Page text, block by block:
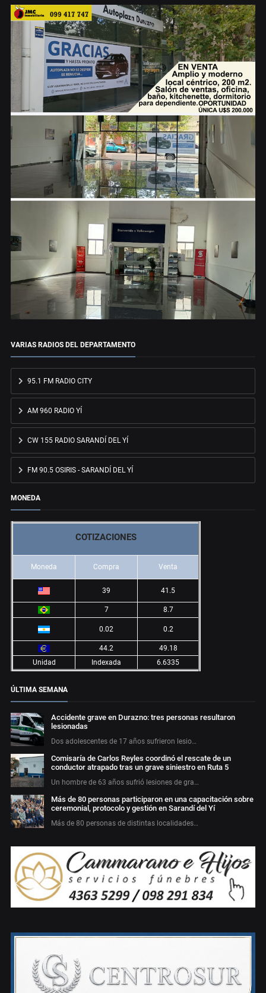
VARIAS RADIOS DEL DEPARTAMENTO
95.1 FM RADIO CITY
AM 960 RADIO YÍ
CW 155 RADIO SARANDÍ DEL YÍ
FM 90.5 OSIRIS - SARANDÍ DEL YÍ
MONEDA
COTIZACIONES
Moneda Compra Venta
39 41.5
7 8.7
0.02 0.2
44.2
49.18
Unidad
Indexada 6.6335
ÚLTIMA SEMANA
Accidente grave en Durazno: tres personas resultaron
lesionadas
Dos adolescentes de 17 años sufrieron lesio…
Comisaría de Carlos Reyles coordinó el rescate de un
conductor atrapado tras un grave siniestro en Ruta 5
Un hombre de 63 años sufrió lesiones de gra…
Más de 80 personas participaron en una capacitación sobre
ceremonial, protocolo y gestión en Sarandí del Yí
Más de 80 personas de distintas localidades…